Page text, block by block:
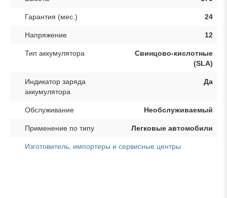
Гарантия (мес.) 24
Напряжение 12
Тип аккумулятора
Свинцово-кислотные
(SLA)
Индикатор заряда
аккумулятора
Да
Обслуживание Необслуживаемый
Применение по типу Легковые автомобили
Изготовитель, импортеры и сервисные центры